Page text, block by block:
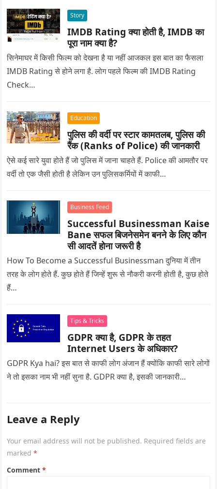
Story
IMDB Rating क्या होती है, IMDB का
पूरा नाम क्या है?
सिनेमाघर में किसी फिल्म को देखना है या नहीं आजकल इस बात का फैसला
IMDB Rating से होने लगा है. लोग पहले फिल्म की IMDB Rating
Check…
Education
पुलिस की वर्दी पर स्टार कामतलब, पुलिस की
रैंक (Ranks of Police) की जानकारी
ऐसे कई सारे युवा होते हैं जो पुलिस में जाना चाहते हैं. Police की आमतौर पर
वर्दी तो एक जैसी होती है लेकिन उन पुलिसकर्मियों में काफी…
Business Feed
Successful Businessman Kaise
Bane सफल बिजनेसमेन बनने के लिए कौन
सी आदतें होना जरूरी है
How To Become a Successful Businessman दुनिया में तीन
तरह के लोग होते हैं. कुछ होते हैं जिन्हें शुरू से नौकरी करनी होती है, कुछ होते
हैं…
Tips & Tricks
GDPR क्या है, GDPR के तहत
Internet Users के अधिकार?
GDPR Kya hai? इस बात से काफी लोग अंजान हैं क्योंकि काफी सारे लोगों
ने तो इसका नाम भी नहीं सुना है. GDPR क्या है, इसकी जानकारी…
Leave a Reply
Your email address will not be published. Required fields are
marked*
Comment*